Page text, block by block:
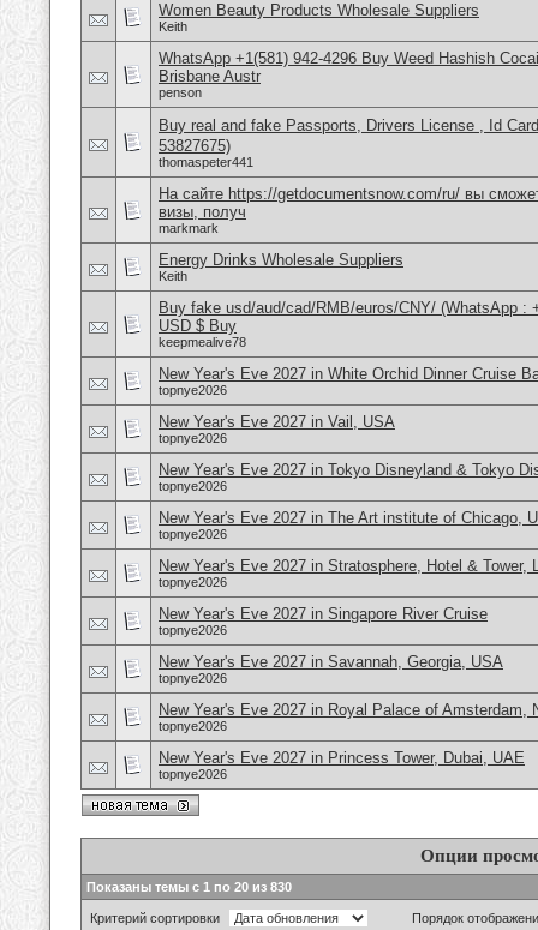
Women Beauty Products Wholesale Suppliers
Keith
WhatsApp +1(581) 942-4296 Buy Weed Hashish
Brisbane Austr
penson
Buy real and fake Passports, Drivers License , Id
53827675)
thomaspeter441
На сайте https://getdocumentsnow.com/ru/ вы
визы, получ
markmark
Energy Drinks Wholesale Suppliers
Keith
Buy fake usd/aud/cad/RMB/euros/CNY/ (WhatsApp :
USD $ Buy
keepmealive78
New Year's Eve 2027 in White Orchid Dinner Cruise
topnye2026
New Year's Eve 2027 in Vail, USA
topnye2026
New Year's Eve 2027 in Tokyo Disneyland & Tokyo
topnye2026
New Year's Eve 2027 in The Art institute of Chicago,
topnye2026
New Year's Eve 2027 in Stratosphere, Hotel & Tower,
topnye2026
New Year's Eve 2027 in Singapore River Cruise
topnye2026
New Year's Eve 2027 in Savannah, Georgia, USA
topnye2026
New Year's Eve 2027 in Royal Palace of Amsterdam,
topnye2026
New Year's Eve 2027 in Princess Tower, Dubai, UAE
topnye2026
Опции
Показаны темы с 1 по 20 из 830
Критерий сортировки
Порядок